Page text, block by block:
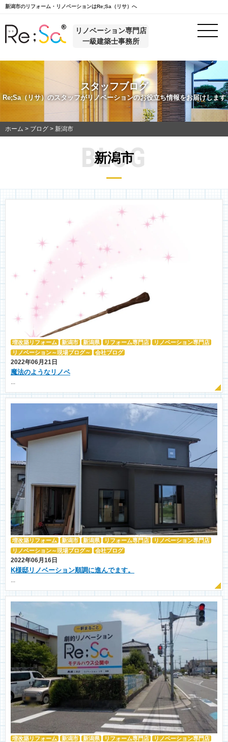
新潟市のリフォーム・リノベーションはRe;Sa（リサ）へ
リノベーション専門店
一級建築士事務所
スタッフブログ
Re;Sa（リサ）のスタッフがリノベーションのお役立ち情報をお届けします
ホーム > ブログ > 新潟市
BLOG
新潟市
増改築リフォーム 新潟市 新潟県 リフォーム専門店
リノベーション専門店
リノベーション～現場ブログ～
会社ブログ
2022年06月21日
魔法のようなリノベ
増改築リフォーム 新潟市 新潟県 リフォーム専門店
リノベーション専門店
リノベーション～現場ブログ～
会社ブログ
2022年06月16日
K様邸リノベーション順調に進んでます。
増改築リフォーム 新潟市 新潟県 リフォーム専門店
リノベーション専門店